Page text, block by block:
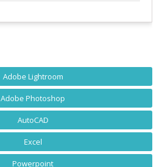
Adobe Lightroom
Adobe Photoshop
AutoCAD
Excel
Powerpoint